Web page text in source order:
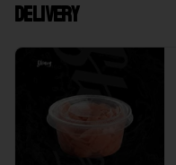
DELIVERY